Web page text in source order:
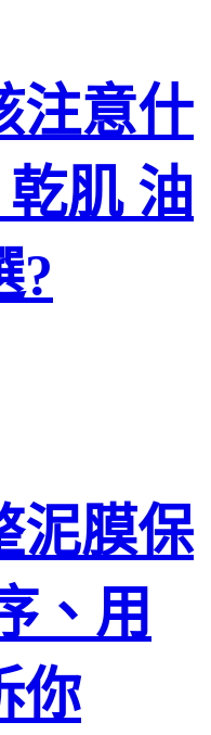
注意什
肌 油
?
泥膜保
、用
你